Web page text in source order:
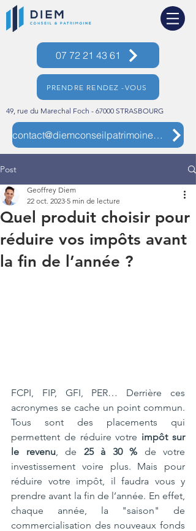
07 72 21 43 61
PRENDRE RENDEZ -VOUS
49, rue du Marechal Foch - 67000 STRASBOURG
contact@diemconseilpatrimoine.com
Post
Quel produit choisir pour
réduire vos impôts avant
la fin de l’année ?
Geoffrey Diem
22 oct. 2023 5 min de lecture
FCPI, FIP, GFI, PER… Derrière ces
acronymes se cache un point commun.
Tous sont des placements qui
permettent de réduire votre impôt sur
le revenu, de 25 à 30 % de votre
investissement voire plus. Mais pour
réduire votre impôt, il faudra vous y
prendre avant la fin de l’année. En effet,
chaque année, la "saison" de
commercialisation des nouveaux fonds